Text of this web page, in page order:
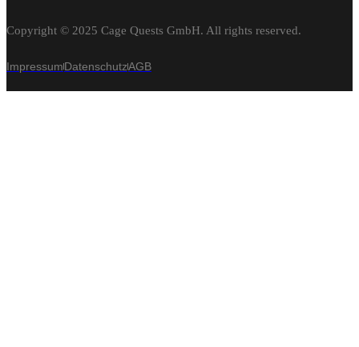
Copyright © 2025 Cage Quests GmbH. All rights reserved.
ImpressumDatenschutzAGB